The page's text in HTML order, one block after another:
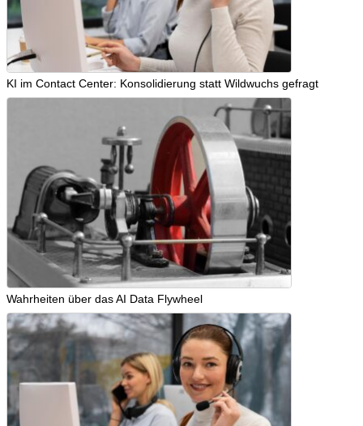
KI im Contact Center: Konsolidierung statt Wildwuchs gefragt
Wahrheiten über das AI Data Flywheel